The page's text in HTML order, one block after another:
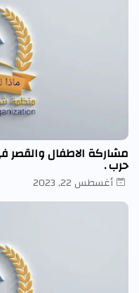
مشاركة الاطفال والقصر
حرب .
أغسطس 22, 2023